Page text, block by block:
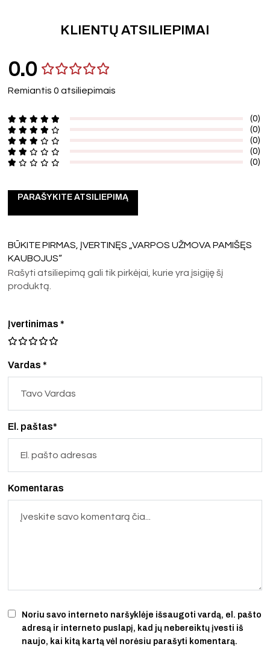
KLIENTŲ ATSILIEPIMAI
0.0
Remiantis 0 atsiliepimais
(0)
(0)
(0)
(0)
(0)
PARAŠYKITE ATSILIEPIMĄ
BŪKITE PIRMAS, ĮVERTINĘS „VARPOS UŽMOVA PAMIŠĘS
KAUBOJUS“
Rašyti atsiliepimą gali tik pirkėjai, kurie yra įsigiję šį
produktą.
Vardas *
El. paštas*
Noriu savo interneto naršyklėje išsaugoti vardą, el. pašto
adresą ir interneto puslapį, kad jų nebereiktų įvesti iš
naujo, kai kitą kartą vėl norėsiu parašyti komentarą.
Įvertinimas*
Komentaras